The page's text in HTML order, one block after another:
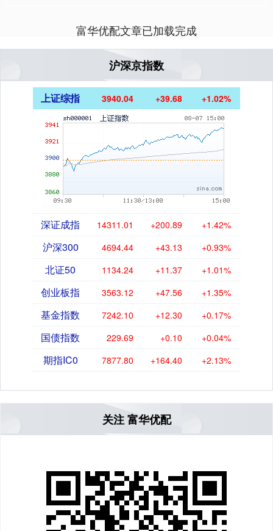
富华优配文章已加载完成
沪深京指数
上证综指 3940.04 +39.68 +1.02%
深证成指 14311.01 +200.89 +1.42%
沪深300 4694.44 +43.13 +0.93%
北证50 1134.24 +11.37 +1.01%
创业板指 3563.12 +47.56 +1.35%
基金指数 7242.10 +12.30 +0.17%
国债指数 229.69 +0.10 +0.04%
期指IC0 7877.80 +164.40 +2.13%
关注 富华优配